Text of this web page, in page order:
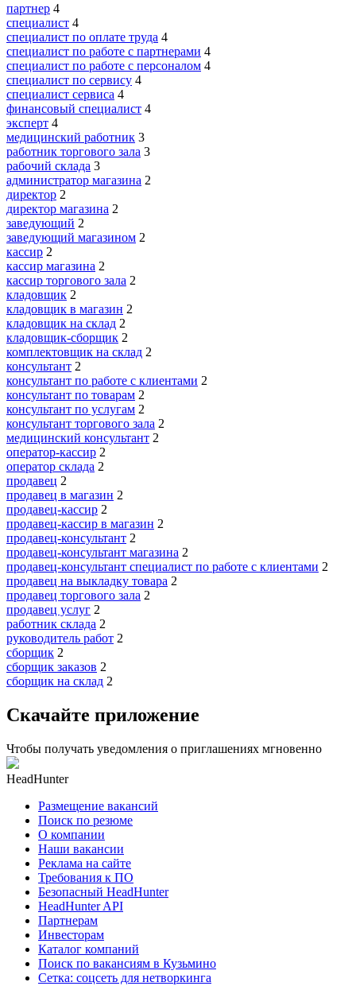
партнер 4
специалист 4
специалист по оплате труда 4
специалист по работе с партнерами 4
специалист по работе с персоналом 4
специалист по сервису 4
специалист сервиса 4
финансовый специалист 4
эксперт 4
медицинский работник 3
работник торгового зала 3
рабочий склада 3
администратор магазина 2
директор 2
директор магазина 2
заведующий 2
заведующий магазином 2
кассир 2
кассир магазина 2
кассир торгового зала 2
кладовщик 2
кладовщик в магазин 2
кладовщик на склад 2
кладовщик-сборщик 2
комплектовщик на склад 2
консультант 2
консультант по работе с клиентами 2
консультант по товарам 2
консультант по услугам 2
консультант торгового зала 2
медицинский консультант 2
оператор-кассир 2
оператор склада 2
продавец 2
продавец в магазин 2
продавец-кассир 2
продавец-кассир в магазин 2
продавец-консультант 2
продавец-консультант магазина 2
продавец-консультант специалист по работе с клиентами 2
продавец на выкладку товара 2
продавец торгового зала 2
продавец услуг 2
работник склада 2
руководитель работ 2
сборщик 2
сборщик заказов 2
сборщик на склад 2
Скачайте приложение
Чтобы получать уведомления о приглашениях мгновенно
HeadHunter
Размещение вакансий
Поиск по резюме
О компании
Наши вакансии
Реклама на сайте
Требования к ПО
Безопасный HeadHunter
HeadHunter API
Партнерам
Инвесторам
Каталог компаний
Поиск по вакансиям в Кузьмино
Сетка: соцсеть для нетворкинга